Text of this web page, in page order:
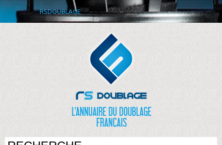
RSDOUBLAGE